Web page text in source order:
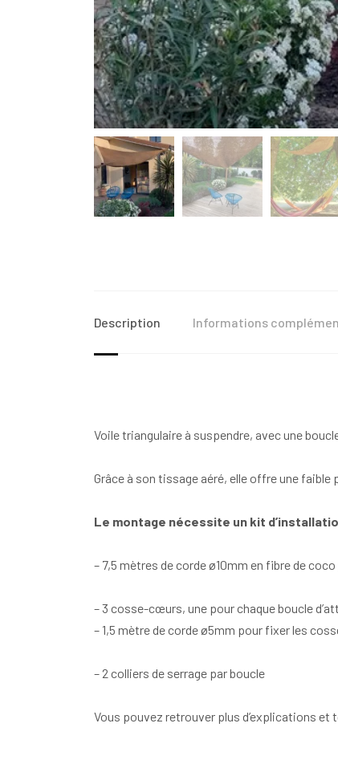
Description Informations
Voile triangulaire à suspendre, avec une
Grâce à son tissage aéré, elle offre une
Le montage nécessite un kit
– 7,5 mètres de corde ø10mm en fibre de
– 3 cosse-cœurs, une pour chaque boucle
– 1,5 mètre de corde ø5mm pour fixer les
– 2 colliers de serrage par boucle
Vous pouvez retrouver plus d’explications et